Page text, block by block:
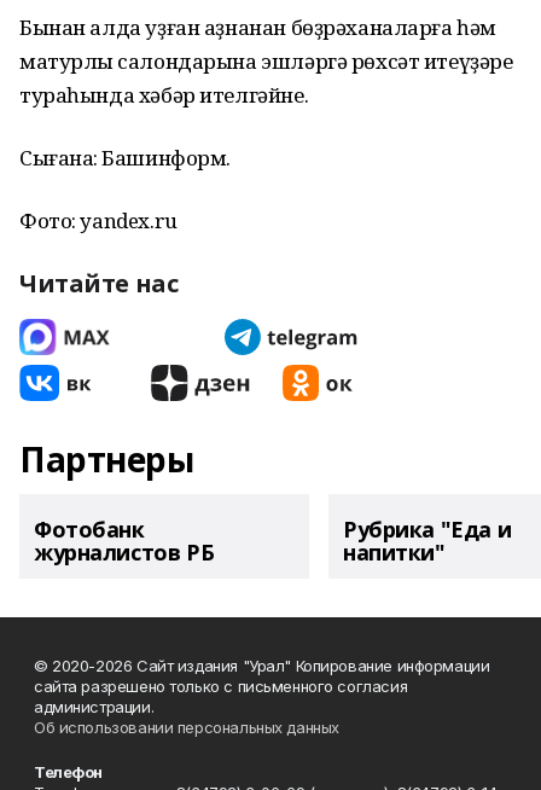
Бынан алда уҙған аҙнанан бөҙрәханаларға һәм
матурлыҡ салондарына эшләргә рөхсәт итеүҙәре
тураһында хәбәр ителгәйне.
Сығанаҡ: Башинформ.
Фото: yandex.ru
Читайте нас
Партнеры
Фотобанк
журналистов РБ
Рубрика "Еда и
напитки"
© 2020-2026 Сайт издания "Урал" Копирование информации
сайта разрешено только с письменного согласия
администрации.
Об использовании персональных данных
Телефон